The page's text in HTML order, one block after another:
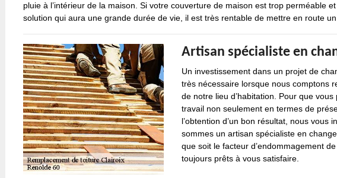
pluie à l’intérieur de la maison. Si votre couverture de maison est trop perméable
solution qui aura une grande durée de vie, il est très rentable de mettre en route un
Artisan spécialiste en
Un investissement dans un projet de
très nécessaire lorsque nous comptons
de notre lieu d’habitation. Pour que
travail non seulement en termes de
l’obtention d’un bon résultat, nous vous
sommes un artisan spécialiste en
que soit le facteur d’endommagement
toujours prêts à vous satisfaire.